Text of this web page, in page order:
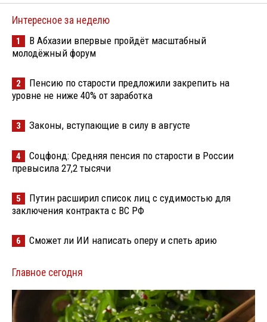
Интересное за неделю
1
В Абхазии впервые пройдёт масштабный
молодёжный форум
2
Пенсию по старости предложили закрепить на
уровне не ниже 40% от заработка
3 Законы, вступающие в силу в августе
4
Соцфонд: Средняя пенсия по старости в России
превысила 27,2 тысячи
5
Путин расширил список лиц с судимостью для
заключения контракта с ВС РФ
6 Сможет ли ИИ написать оперу и спеть арию
Главное сегодня